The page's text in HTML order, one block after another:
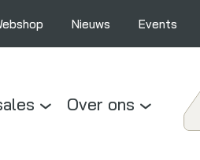
Nieuws Events
Over ons